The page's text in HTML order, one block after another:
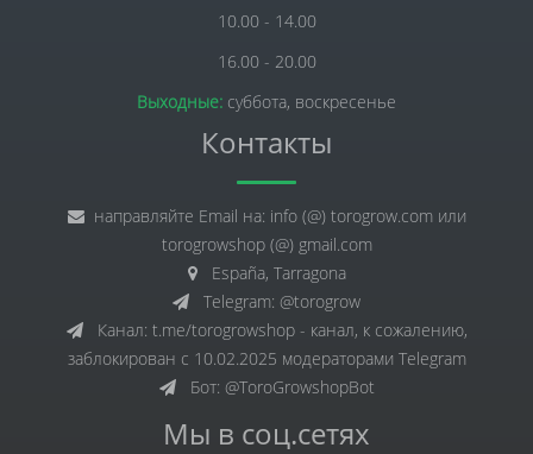
10.00 - 14.00
16.00 - 20.00
Выходные: суббота, воскресенье
Контакты
направляйте Email на: info (@) torogrow.com или
torogrowshop (@) gmail.com
España, Tarragona
Telegram: @torogrow
Канал: t.me/torogrowshop - канал, к сожалению,
заблокирован с 10.02.2025 модераторами Telegram
Бот: @ToroGrowshopBot
Мы в соц.сетях